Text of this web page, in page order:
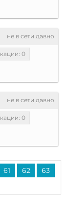
не в сети давно
0
не в сети давно
0
61 62 63